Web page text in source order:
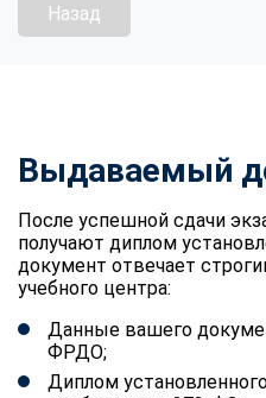
Назад
Выдаваемый
После успешной сдачи
получают диплом
документ отвечает
учебного центра:
Данные вашего
ФРДО;
Диплом